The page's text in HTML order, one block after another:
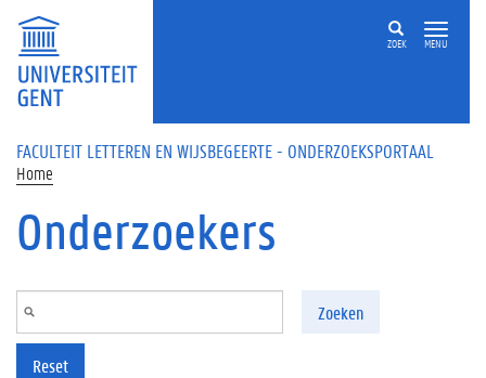
Overslaan en naar de inhoud gaan
ZOEK MENU
FACULTEIT LETTEREN EN WIJSBEGEERTE - ONDERZOEKSPORTAAL
Home
Onderzoekers
Zoeken
Reset